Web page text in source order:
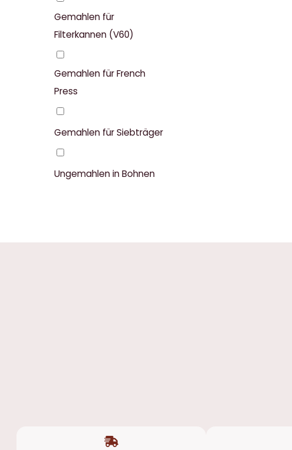
Gemahlen für
Filterkannen (V60)
Gemahlen für French
Press
Gemahlen für Siebträger
Ungemahlen in Bohnen